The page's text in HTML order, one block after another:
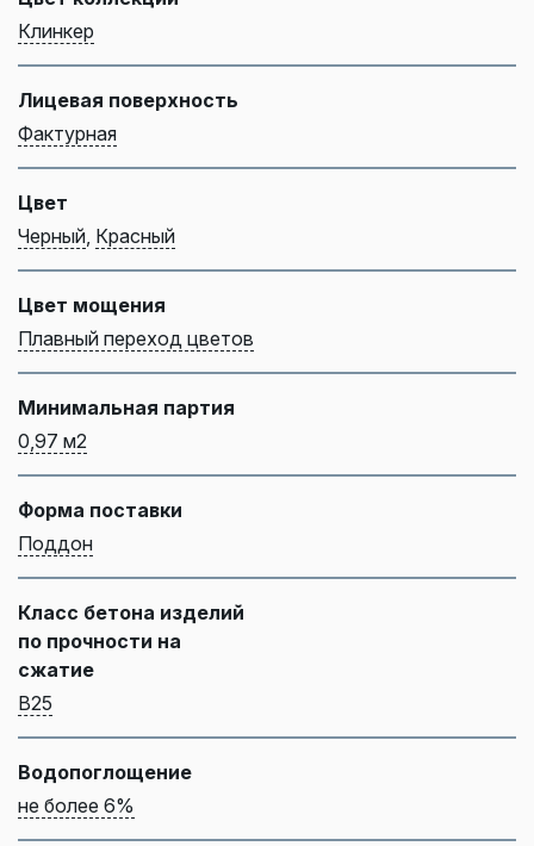
Клинкер
Лицевая поверхность
Фактурная
Цвет
Черный Красный
Цвет мощения
Плавный переход цветов
Минимальная партия
0,97 м2
Форма поставки
Поддон
Класс бетона изделий
по прочности на
сжатие
B25
Водопоглощение
не более 6%